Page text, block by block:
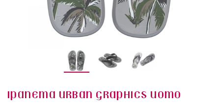
IPANEMA URBAN GRAPHICS UOMO